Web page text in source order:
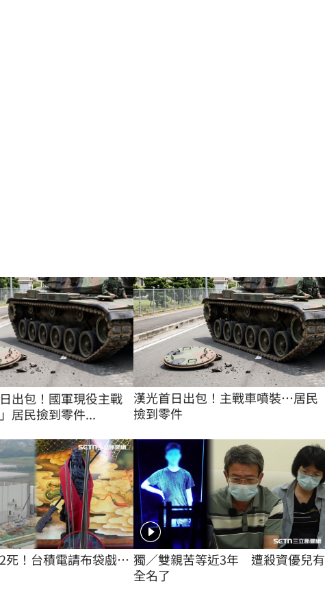
出包！國軍現役主戰
居民撿到零件...
漢光首日出包！主戰車噴裝…居民
撿到零件
死！台積電請布袋戲… 獨／雙親苦等近3年　遭殺資優兒有
全名了